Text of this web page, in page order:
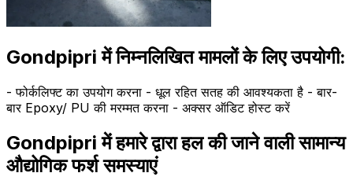
Gondpipri में निम्नलिखित मामलों के लिए उपयोगी:
- फोर्कलिफ्ट का उपयोग करना - धूल रहित सतह की आवश्यकता है - बार-
बार Epoxy/ PU की मरम्मत करना - अक्सर ऑडिट होस्ट करें
Gondpipri में हमारे द्वारा हल की जाने वाली सामान्य
औद्योगिक फर्श समस्याएं